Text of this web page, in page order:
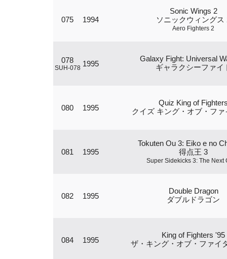
075 1994
Sonic Wings 2
ソニックウィングス
Aero Fighters 2
078
SUH-078 1995
Galaxy Fight: Universal
ギャラクシーファイ
080 1995
Quiz King of
クイズ キング・オブ・フ
081 1995
Tokuten Ou 3: Eiko e no
得点王 3
Super Sidekicks 3: The Next
082 1995
Double Dragon
ダブルドラゴン
084 1995
King of Fighters '95
ザ・キング・オブ・ファイ